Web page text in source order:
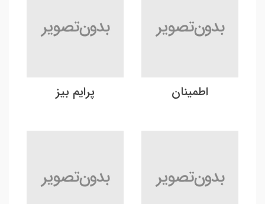
اطمینان پرایم بیز